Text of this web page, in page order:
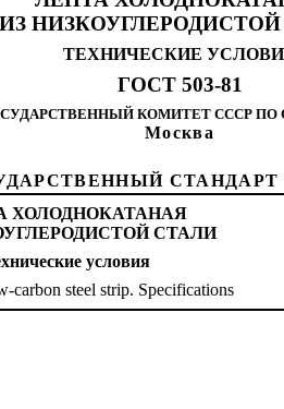
ИЗ
ТЕХНИЧЕСКИЕ
ГОСТ 503-81
КОМИТЕТ СССР ПО
Москва
ХОЛОДНОКАТАНАЯ
СТАЛИ
условия
carbon steel strip. Specifications